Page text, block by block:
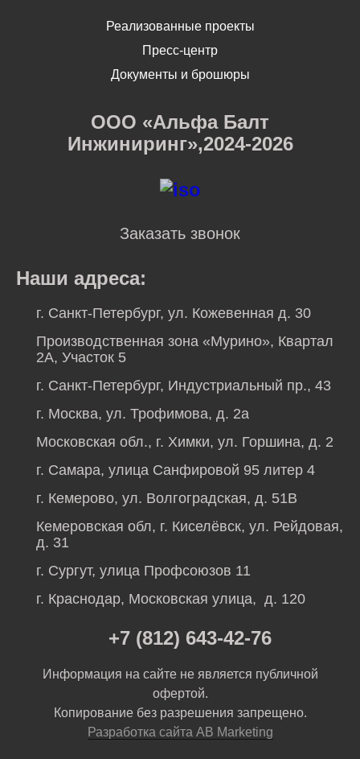
Реализованные проекты
Пресс-центр
Документы и брошюры
ООО «Альфа Балт
Инжиниринг»,2024-2026
Заказать звонок
Наши адреса:
г. Санкт-Петербург, ул. Кожевенная д. 30
Производственная зона «Мурино», Квартал
2А, Участок 5
г. Санкт-Петербург, Индустриальный пр., 43
г. Москва, ул. Трофимова, д. 2а
Московская обл., г. Химки, ул. Горшина, д. 2
г. Самара, улица Санфировой 95 литер 4
г. Кемерово, ул. Волгоградская, д. 51В
Кемеровская обл, г. Киселёвск, ул. Рейдовая,
д. 31
г. Сургут, улица Профсоюзов 11
г. Краснодар, Московская улица, д. 120
+7 (812) 643-42-76
Информация на сайте не является публичной
офертой.
Копирование без разрешения запрещено.
Разработка сайта AB Marketing